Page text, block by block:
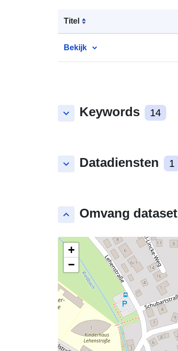
Titel
Bekijk
keyboard_arrow_down Keywords 14
keyboard_arrow_down Datadiensten 1
keyboard_arrow_up Omvang dataset
+
−